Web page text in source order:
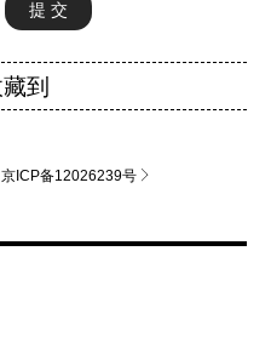
京ICP备12026239号